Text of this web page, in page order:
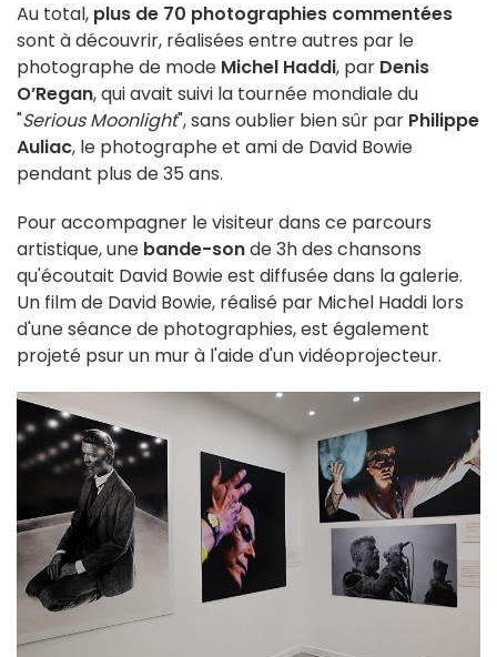
Au total, plus de 70 photographies commentées
sont à découvrir, réalisées entre autres par le
photographe de mode Michel Haddi, par Denis
O’Regan, qui avait suivi la tournée mondiale du
"Serious Moonlight", sans oublier bien sûr par Philippe
Auliac, le photographe et ami de David Bowie
pendant plus de 35 ans.
Pour accompagner le visiteur dans ce parcours
artistique, une bande-sonde 3h des chansons
qu'écoutait David Bowie est diffusée dans la galerie.
Un film de David Bowie, réalisé par Michel Haddi lors
d'une séance de photographies, est également
projeté psur un mur à l'aide d'un vidéoprojecteur.